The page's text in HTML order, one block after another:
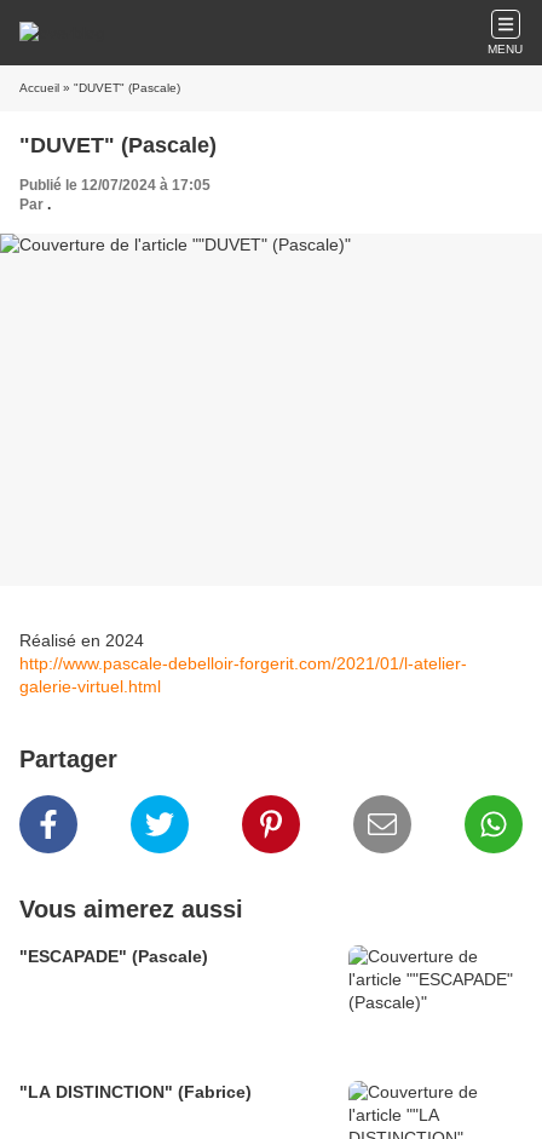
MENU
Accueil » "DUVET" (Pascale)
"DUVET" (Pascale)
Publié le 12/07/2024 à 17:05
Par .
Réalisé en 2024
http://www.pascale-debelloir-forgerit.com/2021/01/l-atelier-
galerie-virtuel.html
Partager
Vous aimerez aussi
"ESCAPADE" (Pascale)
"LA DISTINCTION" (Fabrice)